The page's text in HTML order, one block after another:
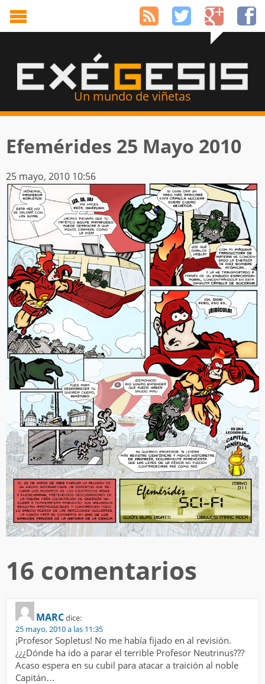
Un mundo de viñetas
Efemérides 25 Mayo 2010
25 mayo, 2010 10:56
16 comentarios
MARCdice:
25 mayo, 2010 a las 11:35
¡Profesor Sopletus! No me había fijado en al revisión.
¿¿¿Dónde ha ido a parar el terrible Profesor Neutrinus???
Acaso espera en su cubil para atacar a traición al noble
Capitán…